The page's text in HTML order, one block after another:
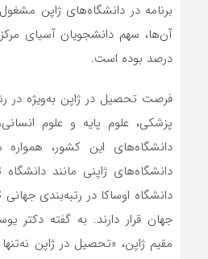
برنامه در دانشگاه‌های ژاپن
درصد بوده است.
فرصت تحصیل در ژاپن به‌ویژه در
پزشکی، علوم پایه و علوم
دانشگاه‌های این کشور،
دانشگاه‌های ژاپنی مانند
جهان قرار دارند. به گفته دکتر
مقیم ژاپن، «تحصیل در ژاپن